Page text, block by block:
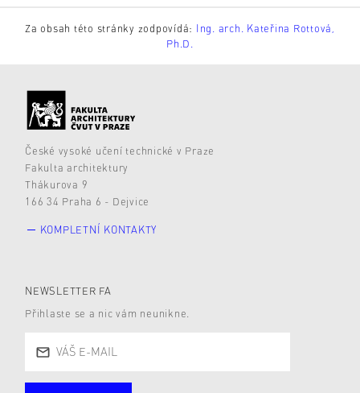
Za obsah této stránky zodpovídá: Ing. arch. Kateřina Rottová,
Ph.D.
České vysoké učení technické v Praze
Fakulta architektury
Thákurova 9
166 34 Praha 6 - Dejvice
KOMPLETNÍ KONTAKTY
NEWSLETTER FA
Přihlaste se a nic vám neunikne.